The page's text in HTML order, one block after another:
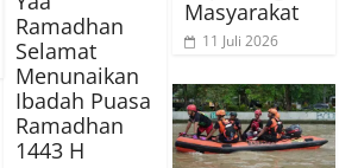
Ramadhan
Selamat
Menunaikan
Ibadah Puasa
Ramadhan
1443 H
Masyarakat
11 Juli 2026